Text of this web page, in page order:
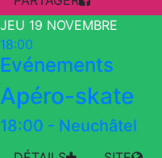
JEU 19 NOVEMBRE
18:00
Evénements
Apéro-skate
18:00 - Neuchâtel